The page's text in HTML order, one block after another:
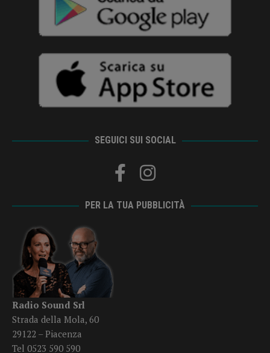
SEGUICI SUI SOCIAL
PER LA TUA PUBBLICITÀ
Radio Sound Srl
Strada della Mola, 60
29122 – Piacenza
Tel 0523 590 590